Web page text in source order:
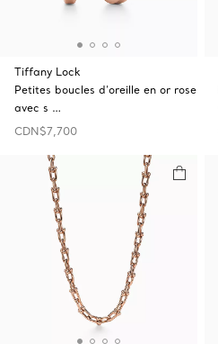
Tiffany Lock
Petites boucles d’oreille en or rose
avec s …
CDN$7,700